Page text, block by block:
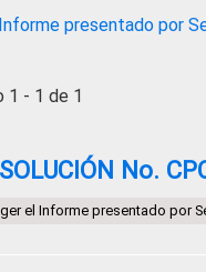
presentado por
1 - 1 de 1
No.
el Informe presentado por